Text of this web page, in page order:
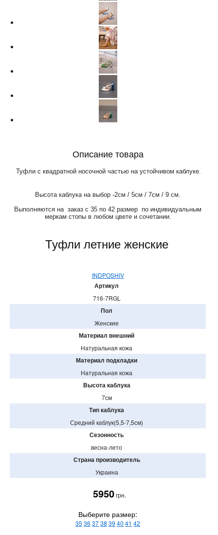
Описание товара
Туфли с квадратной носочной частью на устойчивом каблуке.
Высота каблука на выбор -2см / 5см / 7см / 9 см.
Выполняются на заказ с 35 по 42 размер по индивидуальным
меркам стопы в любом цвете и сочетании.
Туфли летние женские
INDPOSHIV
Артикул
716-7RGL
Пол
Женские
Материал внешний
Натуральная кожа
Материал подкладки
Натуральная кожа
Высота каблука
7см
Тип каблука
Средний каблук(5,5-7,5см)
Сезонность
весна-лето
Страна производитель
Украина
5950грн.
Выберите размер:
35 36 3738 39 40 41 42